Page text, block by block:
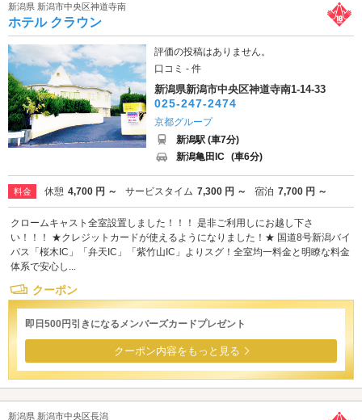
新潟県 新潟市中央区神道寺南
ホテル クラウン
評価の投稿はありません。
口コミ - 件
新潟県新潟市中央区神道寺南1-14-33
025-247-2474
京都グループ
新潟駅 (車7分)
新潟亀田IC (車6分)
料金 休憩 4,700 円 ～ サービスタイム 7,300 円 ～ 宿泊 7,700 円 ～
クロームキャスト全室設置しました！！！ 是非ご利用しにお越し下さ
い！！！ ★クレジットカードが使えるようになりました！★ 国道8号新潟バイ
パス「桜木IC」「弁天IC」「紫竹山IC」よりスグ！全室均一料金と明瞭な料金
体系で安心し...
クーポン
即日500円引きになるメンバーズカードプレゼント
クーポン内容をもっと見る
新潟県 新潟市中央区長潟